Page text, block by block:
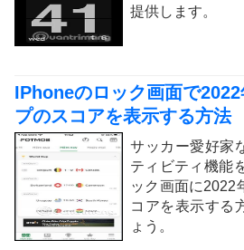
提供します。
IPhoneのロック画面で
プのスコアを表示する方法
サッカー愛好家
ティビティ機能
ック画面に2022
コアを表示する
ょう。